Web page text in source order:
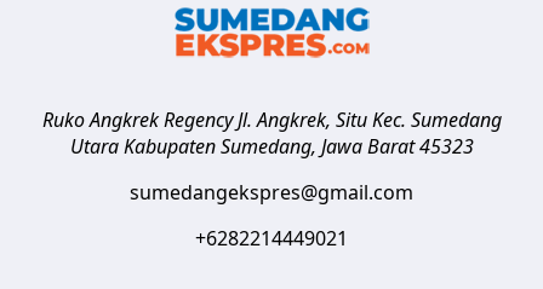
Ruko Angkrek Regency Jl. Angkrek, Situ Kec. Sumedang
Utara Kabupaten Sumedang, Jawa Barat 45323
sumedangekspres@gmail.com
+6282214449021